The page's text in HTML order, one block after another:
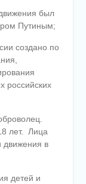
был
Путиным;
создано по
российских
лет. Лица
движения в
детей и